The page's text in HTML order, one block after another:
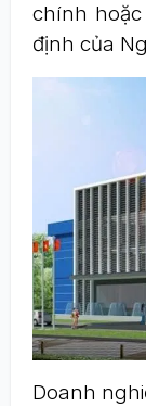
chính
định của
Doanh